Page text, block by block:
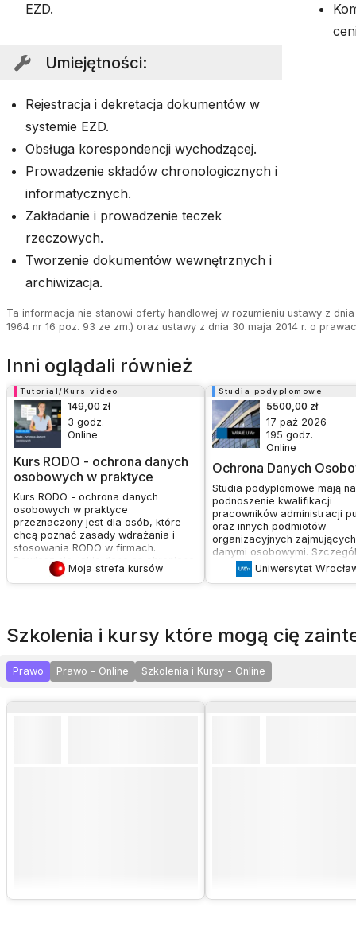
EZD.
Umiejętności:
Rejestracja i dekretacja dokumentów w
systemie EZD.
Obsługa korespondencji wychodzącej.
Prowadzenie składów chronologicznych i
informatycznych.
Zakładanie i prowadzenie teczek
rzeczowych.
Tworzenie dokumentów wewnętrznych i
archiwizacja.
Ta informacja nie stanowi oferty handlowej w rozumieniu ustawy z
1964 nr 16 poz. 93 ze zm.) oraz ustawy z dnia 30 maja 2014 r. o
Inni oglądali również
Tutorial/Kurs video
Kurs RODO - ochrona danych
osobowych w praktyce
149,00 zł
3 godz.
Online
Kurs RODO - ochrona danych
osobowych w praktyce
przeznaczony jest dla osób, które
chcą poznać zasady wdrażania i
stosowania RODO w firmach.
Dowiesz się, jakie dane są chronione,
kto jest odpowiedzialny za ich
ochronę, oraz jakie procedury i
uczestnikom praktycznej wiedzy na
temat RODO, umożliwiającej
efektywne wdrożenie i zarządzanie
ochroną danych osobowych w firmie,
zrozumienie obowiązków
Moja strefa kursów
Studia podyplomowe
Ochrona Danych
5500,00 zł
17 paź 2026
195 godz.
Online
Studia podyplomowe mają
podnoszenie kwalifikacji
pracowników administracji
oraz innych podmiotów
organizacyjnych
danymi osobowymi.
skierowane są do osób
lub przygotowujących się do
pozwalających na
wdrażanie i ocenę systemów
rozwiązywanie złożonych
w tej dziedzinie.
Uniwersytet
szkolenia i kursy które mogą cię
Prawo Prawo - Online Szkolenia i Kursy - Online